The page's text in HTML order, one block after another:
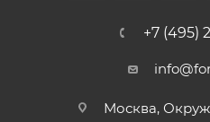
+7 (495)
Москва,